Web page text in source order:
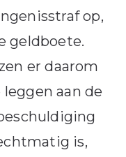
op,
geldboete.
er daarom
aan de
is,